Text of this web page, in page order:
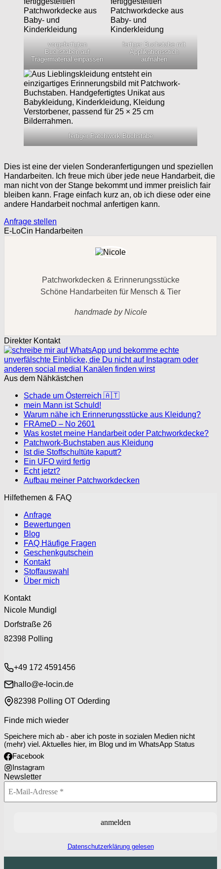
vorgefertigten
Buchstaben auf
Trägermaterial einpassen
fertiger Buchstabe mit
Applikationsstich
aufnähen
fertiger Patchwork Buchstabe
Dies ist eine der vielen Sonderanfertigungen und speziellen
Handarbeiten. Ich freue mich über jede neue Handarbeit, die
man nicht von der Stange bekommt und immer preislich fair
bleiben kann. Frage einfach kurz an, ob ich diese oder eine
andere Handarbeit nochmal anfertigen kann.
Anfrage stellen
E-LoCin Handarbeiten
Patchworkdecken & Erinnerungsstücke
Schöne Handarbeiten für Mensch & Tier
handmade by Nicole
Direkter Kontakt
Aus dem Nähkästchen
Schade um Österreich 🇦🇹
mein Mann ist Schuld!
Warum nähe ich Erinnerungsstücke aus Kleidung?
FRAmeD – No 2601
Was kostet meine Handarbeit oder Patchworkdecke?
Patchwork-Buchstaben aus Kleidung
Ist die Stoffschultüte kaputt?
Ein UFO wird fertig
Echt jetzt?
Aufbau meiner Patchworkdecken
Hilfethemen & FAQ
Anfrage
Bewertungen
Blog
FAQ Häufige Fragen
Geschenkgutschein
Kontakt
Stoffauswahl
Über mich
Kontakt
Nicole Mundigl
Dorfstraße 26
82398 Polling
+49 172 4591456
hallo@e-locin.de
82398 Polling OT Oderding
Finde mich wieder
Speichere mich ab - aber ich poste in sozialen Medien nicht
(mehr) viel. Aktuelles hier, im Blog und im WhatsApp Status
Facebook
Instagram
Newsletter
Datenschutzerklärung gelesen